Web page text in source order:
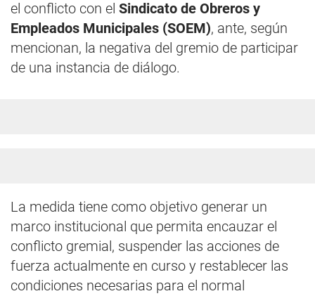
el conflicto con el Sindicato de Obreros y
Empleados Municipales (SOEM), ante, según
mencionan, la negativa del gremio de participar
de una instancia de diálogo.
La medida tiene como objetivo generar un
marco institucional que permita encauzar el
conflicto gremial, suspender las acciones de
fuerza actualmente en curso y restablecer las
condiciones necesarias para el normal